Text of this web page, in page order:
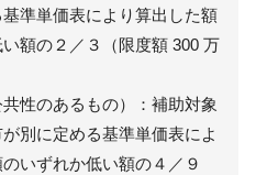
準単価表により算出した額
額の２／３（限度額 300 万
共性のあるもの）：補助対象
別に定める基準単価表によ
いずれか低い額の４／９